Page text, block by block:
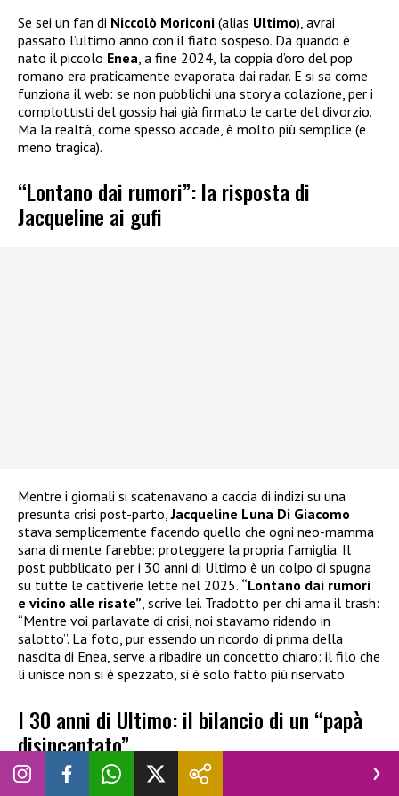
Se sei un fan di Niccolò Moriconi (alias Ultimo), avrai
passato l’ultimo anno con il fiato sospeso. Da quando è
nato il piccolo Enea , a fine 2024, la coppia d’oro del pop
romano era praticamente evaporata dai radar. E si sa come
funziona il web: se non pubblichi una story a colazione, per i
complottisti del gossip hai già firmato le carte del divorzio.
Ma la realtà, come spesso accade, è molto più semplice (e
meno tragica).
“Lontano dai rumori”: la risposta di
Jacqueline ai gufi
Mentre i giornali si scatenavano a caccia di indizi su una
presunta crisi post-parto,Jacqueline Luna Di Giacomo
stava semplicemente facendo quello che ogni neo-mamma
sana di mente farebbe: proteggere la propria famiglia. Il
post pubblicato per i 30 anni di Ultimo è un colpo di spugna
su tutte le cattiverie lette nel 2025. “Lontano dai rumori
e vicino alle risate”, scrive lei. Tradotto per chi ama il trash:
“Mentre voi parlavate di crisi, noi stavamo ridendo in
salotto”. La foto, pur essendo un ricordo di prima della
nascita di Enea, serve a ribadire un concetto chiaro: il filo che
li unisce non si è spezzato, si è solo fatto più riservato.
I 30 anni di Ultimo: il bilancio di un “papà
disincantato”